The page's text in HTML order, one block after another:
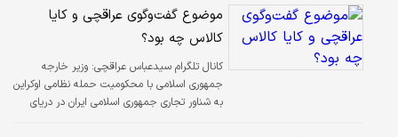
رژیم اوکراین باید صراحتا مسئولیت این اقدام
غیرقانونی و جنایتکارانه که منجر به شهید و
مجروح‌شدن شهروندان ایرانی و تخریب کشتی
تجاری ایرانی شد را بپذیرد.
موضوع گفت‌وگوی عراقچی و کایا
کالاس چه بود؟
کانال تلگرام سیدعباس عراقچی: وزیر خارجه
جمهوری اسلامی با محکومیت حمله نظامی اوکراین
به شناور تجاری جمهوری اسلامی ایران در دریای